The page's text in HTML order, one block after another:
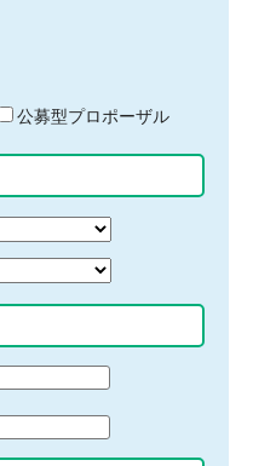
公募型プロポーザル